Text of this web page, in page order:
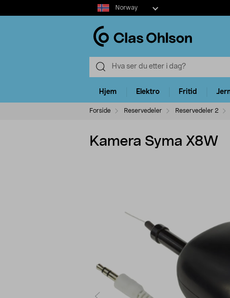
Select
market
Norway
Hjem Elektro Fritid
Forside Reservedeler Reservedeler 2
Kamera Syma X8W